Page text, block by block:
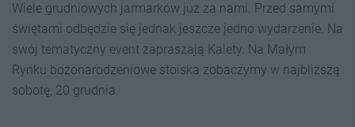
Wiele grudniowych jarmarków już za nami. Przed samymi
świętami odbędzie się jednak jeszcze jedno wydarzenie. Na
swój tematyczny event zapraszają Kalety. Na Małym
Rynku bożonarodzeniowe stoiska zobaczymy w najbliższą
sobotę, 20 grudnia.